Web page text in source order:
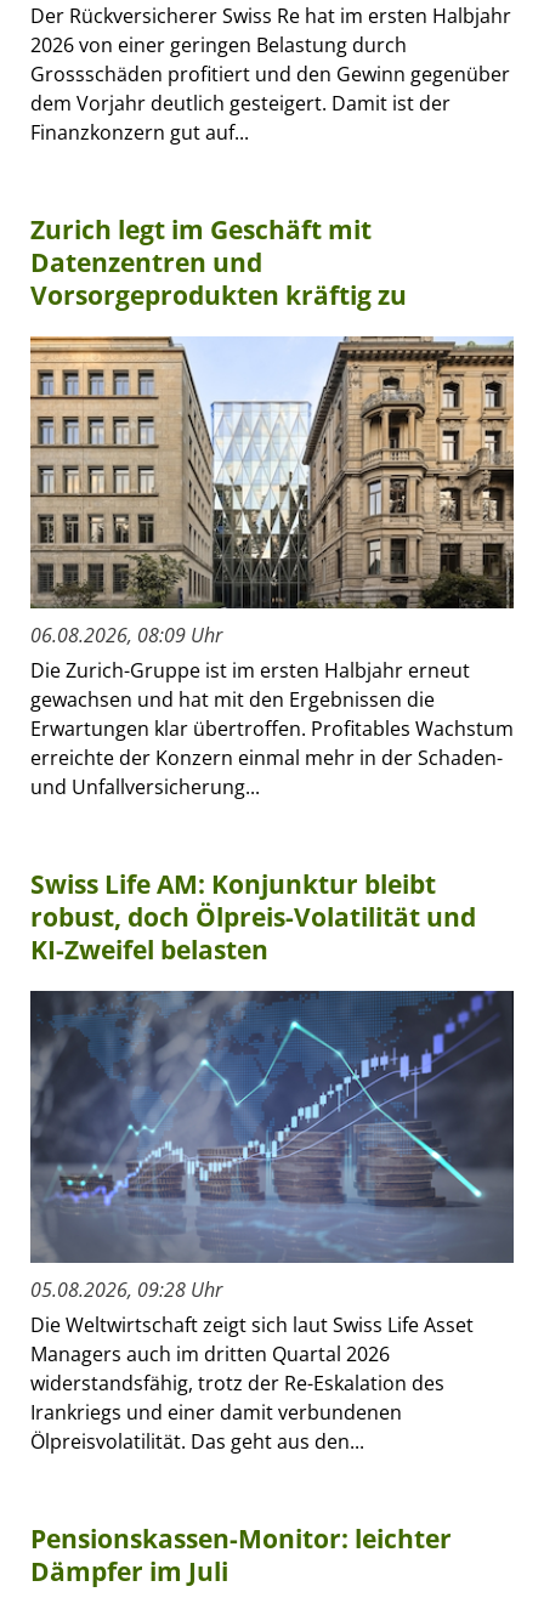
Der Rückversicherer Swiss Re hat im ersten Halbjahr
2026 von einer geringen Belastung durch
Grossschäden profitiert und den Gewinn gegenüber
dem Vorjahr deutlich gesteigert. Damit ist der
Finanzkonzern gut auf...
Zurich legt im Geschäft mit
Datenzentren und
Vorsorgeprodukten kräftig zu
06.08.2026, 08:09 Uhr
Die Zurich-Gruppe ist im ersten Halbjahr erneut
gewachsen und hat mit den Ergebnissen die
Erwartungen klar übertroffen. Profitables Wachstum
erreichte der Konzern einmal mehr in der Schaden-
und Unfallversicherung...
Swiss Life AM: Konjunktur bleibt
robust, doch Ölpreis-Volatilität und
KI-Zweifel belasten
05.08.2026, 09:28 Uhr
Die Weltwirtschaft zeigt sich laut Swiss Life Asset
Managers auch im dritten Quartal 2026
widerstandsfähig, trotz der Re-Eskalation des
Irankriegs und einer damit verbundenen
Ölpreisvolatilität. Das geht aus den...
Pensionskassen-Monitor: leichter
Dämpfer im Juli